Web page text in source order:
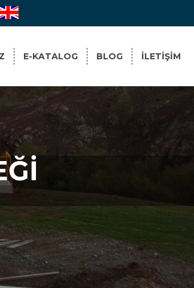
E-KATALOG BLOG ILETIŞIM